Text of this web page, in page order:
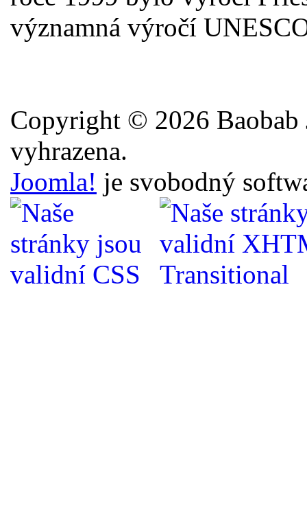
významná výročí
Copyright © 2026 Baobab
vyhrazena.
Joomla! je svobodný